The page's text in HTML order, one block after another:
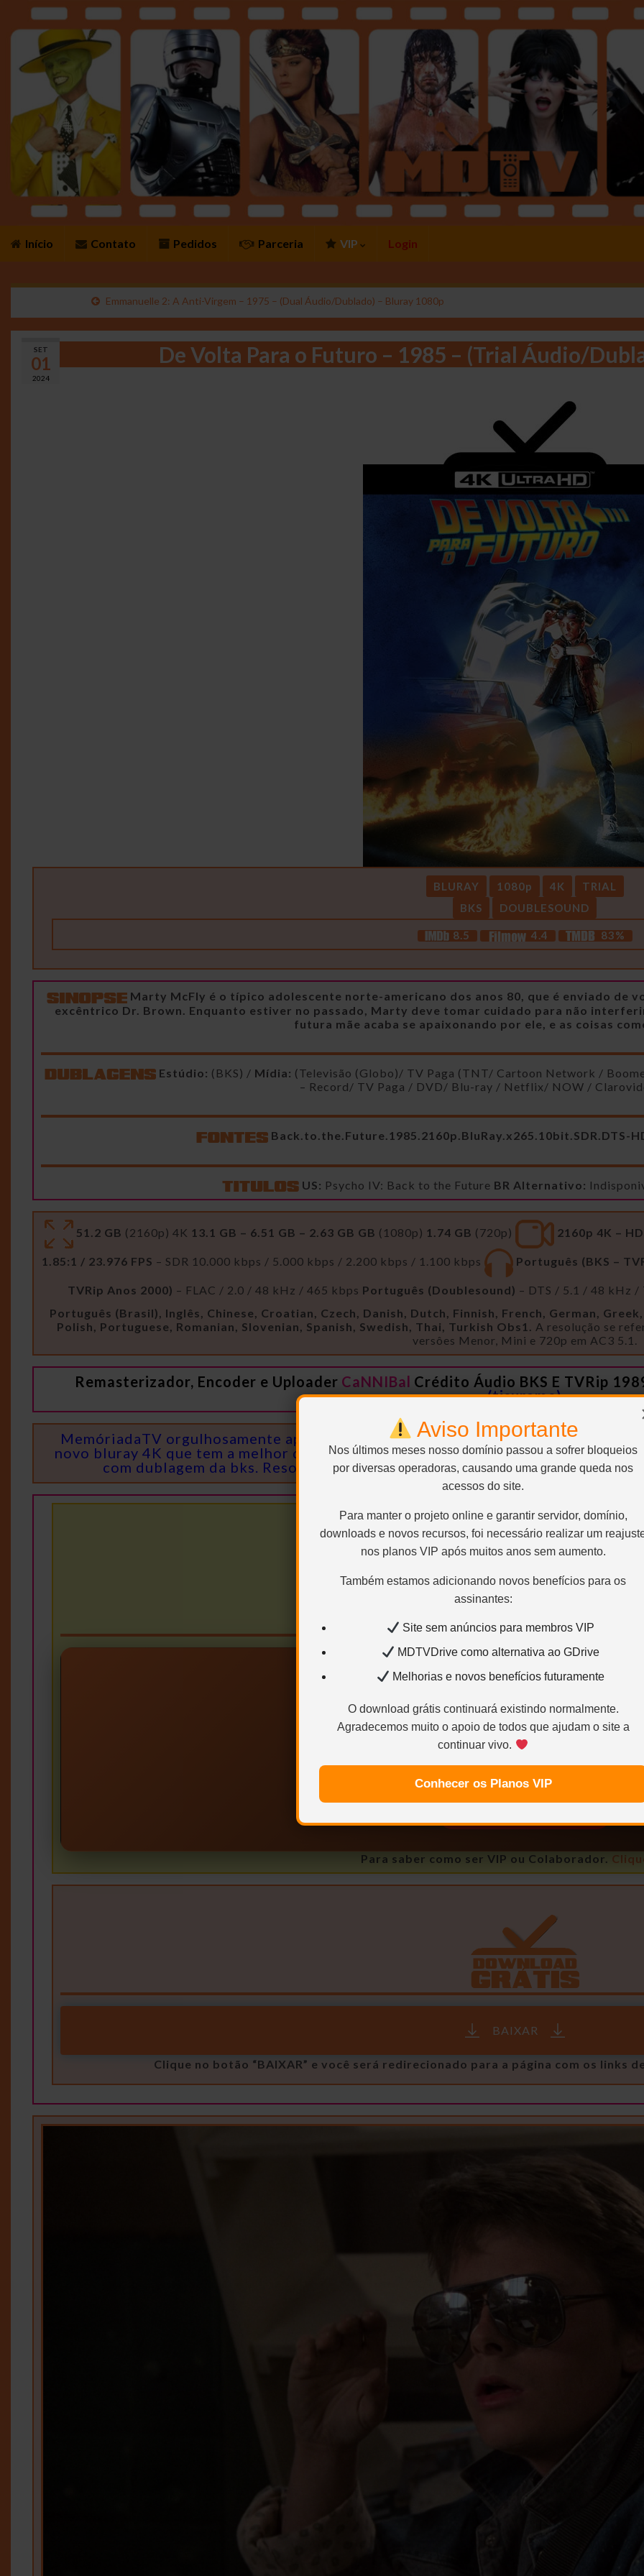
Aviso Importante
Nos últimos meses nosso domínio passou a sofrer bloqueios
por diversas operadoras, causando uma grande queda nos
acessos do site.
Para manter o projeto online e garantir servidor, domínio,
downloads e novos recursos, foi necessário realizar um
nos planos VIP após muitos anos sem aumento.
Também estamos adicionando novos benefícios para os
assinantes:
Site sem anúncios para membros VIP
MDTVDrive como alternativa ao GDrive
Melhorias e novos benefícios futuramente
O download grátis continuará existindo normalmente.
Agradecemos muito o apoio de todos que ajudam o site a
continuar vivo.
Conhecer os Planos VIP
Início Contato Pedidos Parceria VIP Login
Emmanuelle 2: A Anti-Virgem – 1975 – (Dual Áudio/Dublado) – Bluray 1080p
SET
01
2024
De Volta Para o Futuro – 1985 – (Trial Áudio/
BLURAY 1080p 4K
TRIAL
BKS
DOUBLESOUND
8.5 4.4 83%
Marty McFly é o típico adolescente norte-americano dos anos 80, que é enviado de
excêntrico Dr. Brown. Enquanto estiver no passado, Marty deve tomar cuidado para não
futura mãe acaba se apaixonando por ele, e as coisas
Estúdio: (BKS) / Mídia: (Televisão (Globo)/ TV Paga (TNT/ Cartoon Network /
– Record/ TV Paga / DVD/ Blu-ray / Netflix/ NOW /
Back.to.the.Future.1985.2160p.BluRay.x265.10bit.SDR.DTS-
US: Psycho IV: Back to the Future BR Alternativo:
51.2 GB (2160p) 4K 13.1 GB – 6.51 GB – 2.63 GB GB (1080p) 1.74 GB (720p) 2160p 4K –
1.85:1 / 23.976 FPS – SDR 10.000 kbps / 5.000 kbps / 2.200 kbps / 1.100 kbps Português (BKS –
TVRip Anos 2000) – FLAC / 2.0 / 48 kHz / 465 kbps Português (Doublesound) – DTS / 5.1 / 48 kHz /
Português (Brasil), Inglês, Chinese, Croatian, Czech, Danish, Dutch, Finnish, French, German,
Polish, Portuguese, Romanian, Slovenian, Spanish, Swedish, Thai, Turkish Obs1. A resolução se
versôes Menor, Mini e 720p em AC3 5.1.
Remasterizador, Encoder e Uploader CaNNIBal Crédito Áudio BKS E TVRip
(tisurame)
MemóriadaTV orgulhosamente apresenta: De Volta Para o Futuro, Versão final
novo bluray 4K que tem a melhor qualidade de imagem até então e as novas
com dublagem da bks. Resolvi manter duas faixas de áudio da bks, uma
SEM RAR, SEM LIMITE E DIRETO:
Conteúdo exclusivo para VIP
Usuário VIP para visualizar os links de
Links
Para saber como ser VIP ou Colaborador.
BAIXAR
Clique no botão “BAIXAR” e você será redirecionado para a página com os links